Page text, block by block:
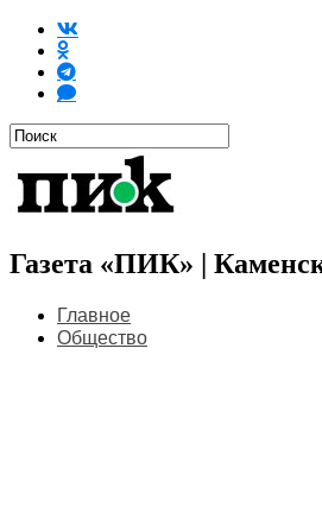
Газета «ПИК» |
Главное
Общество